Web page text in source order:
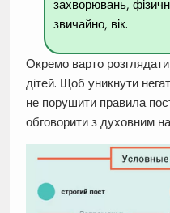
захворювань,
звичайно, вік.
Окремо варто розглядати
дітей. Щоб уникнути
не порушити правила
обговорити з духовним